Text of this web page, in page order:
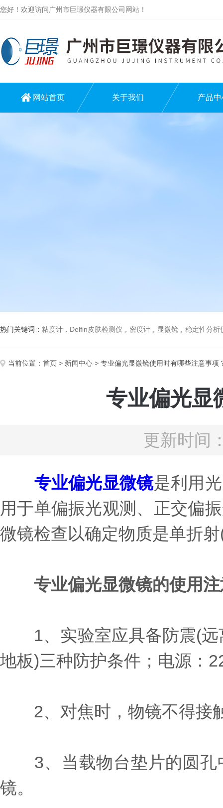
您好！欢迎访问广州市巨璟仪器有限公司网站！
网站首页 关于我们 产品中
热门关键词： 粘度计，Delfin皮肤检测仪，密度计，显微镜，稳定性分
当前位置： 首页 > 新闻中心 > 专业偏光显微镜使用时有哪些注意事项
专业偏光显
更新时间
专业偏光显微镜是利用
用于单偏振光观测、正交偏
微镜检查以确定物质是单折
专业偏光显微镜的使用
1、实验室应具备防震(远
地板)三种防护条件；电源：
2、对焦时，物镜不得接
3、当载物台垫片的圆孔
镜。